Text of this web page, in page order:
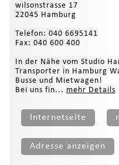
wilsonstrasse 17
22045 Hamburg
Telefon: 040 6695141
Fax: 040 600 400
In der Nähe vom Studio
Transporter in Hamburg
Busse und Mietwagen!
Bei uns fin... mehr Details
Internetseite
Adresse anzeigen